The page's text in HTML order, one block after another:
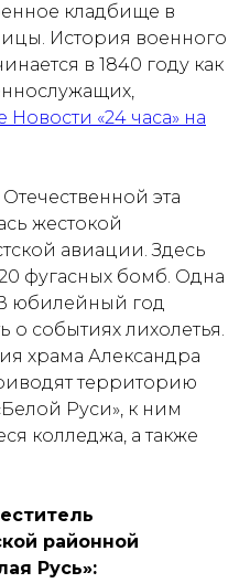
кладбище в
История военного
в 1840 году как
«24 часа» на
эта
жестокой
авиации. Здесь
фугасных бомб. Одна
юбилейный год
о событиях лихолетья.
храма Александра
территорию
Руси», к ним
колледжа, а также
районной
Русь»: